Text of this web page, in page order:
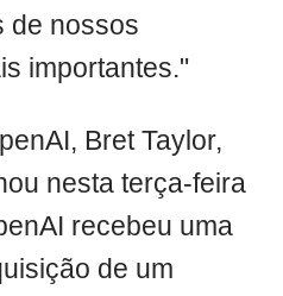
de nossos
importantes."
Bret Taylor,
nesta terça-feira
recebeu uma
de um